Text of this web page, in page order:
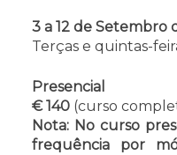
3 a 12 de Setembro
Terças e quintas-
Presencial
€ 140 (curso
Nota: No curso
frequência por